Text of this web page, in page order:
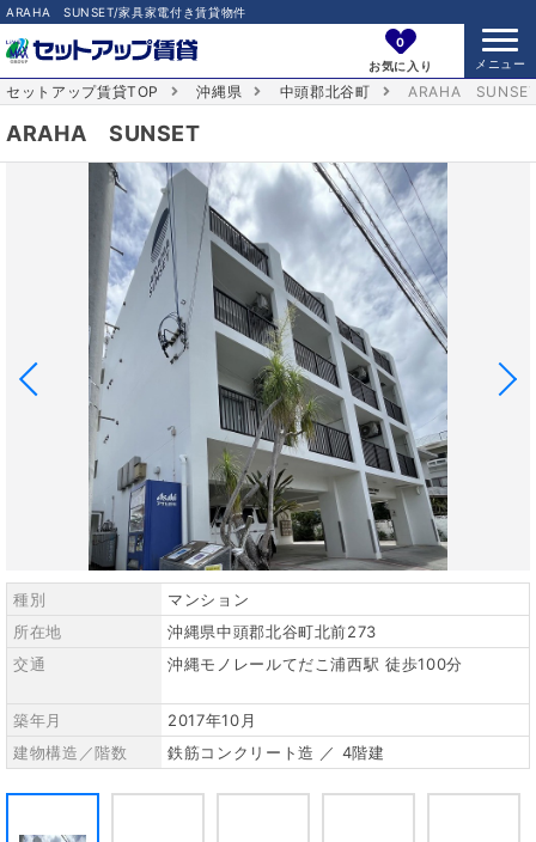
ARAHA SUNSET/家具家電付き賃貸物件
0
お気に入り
セットアップ賃貸TOP 沖縄県 中頭郡北谷町 ARAHA
ARAHA SUNSET
種別
マンション
所在地
沖縄県中頭郡北谷町北前273
交通
沖縄モノレールてだこ浦西駅 徒歩100分
築年月
2017年10月
建物構造／階数
鉄筋コンクリート造 ／ 4階建